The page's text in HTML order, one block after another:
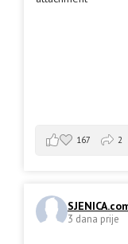
167 2
3 dana prije